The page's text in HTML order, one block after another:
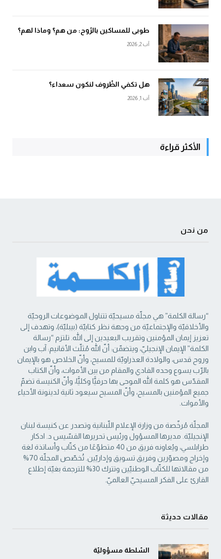
طوبى للمساكين بالرّوح: من هم؟ وماذا لهم؟
آب 2, 2026
هل تكفي الظّروف لنكون سعداء؟
آب 1, 2026
الأكثر قراءة
من نحن
“رسالة الكلمة” هي مجلّة مسيحيّة تتناول الموضوعات الروحيّة
والأخلاقيّة والإجتماعيّة من ‏وجهة نظر كتابيّة (بيبليّة)، وتهدف إلى
تعزيز إيمان المؤمنين وتقريب البعيدين إلى الله. تلتزم “رسالة
‏الكلمة” الإيمان الإنجيليّ، ويتضمّن: أنّ الله مُثلّث الأقانيم: آب وابن
وروح قدس، والولادة العذراويّة ‏للمسيح، وأنّ الخلاص هو بالإيمان
بالرّب يسوع وحده الفادي والمقام من بين الأموات، وأنّ الكتاب
‏المقدّس هو كلمة الله الموحى بها حرفيًّا وكليًّا، وأنّ الكنيسة تضمّ
جميع المؤمنين بالمسيح، وأنّ المسيح ‏سيعود ثانية لدينونة الأحياء
والأموات. ‏
المجلّة مُرخّصة من وزارة الإعلام اللّبنانية وتصدر عن كنيسة لبنان
الإنجيليّة. مديرها المسؤول ‏ورئيس تحريرها القسّيس د. ادكار
طرابلسي، ويُعاونه فريق من 40 متطوّعًا من كتّاب وأساتذة لغة
‏وإخراج ومصوّرين وفريق تسويق وإداريّين. تُخصّص المجلّة 70%
من مقالاتها للكتّاب الوطنيّين ‏وتترك 30% للترجمة بغيّة إطلاع
القارئ على الفكر المسيحيّ العالميّ.‏
مقالات حديثة
السّلطة مسؤوليّة